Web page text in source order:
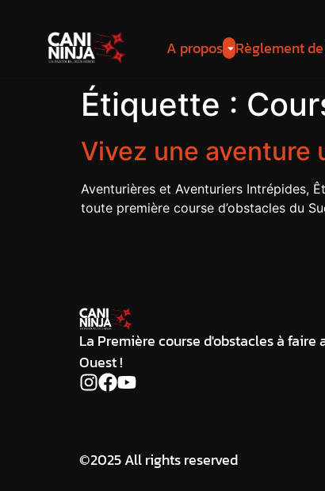
A propos Règlement
Étiquette :
Vivez une aventure
Aventurières et Aventuriers Intrépides,
toute première course d’obstacles du
La Première course d'obstacles à faire
Ouest !
©2025 All rights reserved